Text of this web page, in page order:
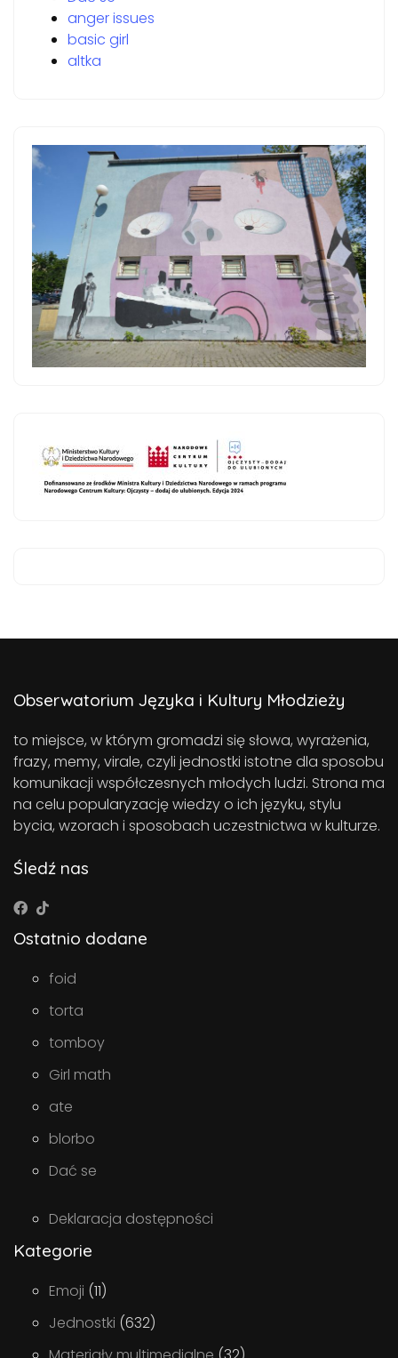
anger issues
basic girl
altka
Obserwatorium Języka i Kultury Młodzieży
to miejsce, w którym gromadzi się słowa, wyrażenia,
frazy, memy, virale, czyli jednostki istotne dla sposobu
komunikacji współczesnych młodych ludzi. Strona ma
na celu popularyzację wiedzy o ich języku, stylu
bycia, wzorach i sposobach uczestnictwa w kulturze.
Śledź nas
Ostatnio dodane
foid
torta
tomboy
Girl math
ate
blorbo
Dać se
Deklaracja dostępności
Kategorie
Emoji (11)
Jednostki (632)